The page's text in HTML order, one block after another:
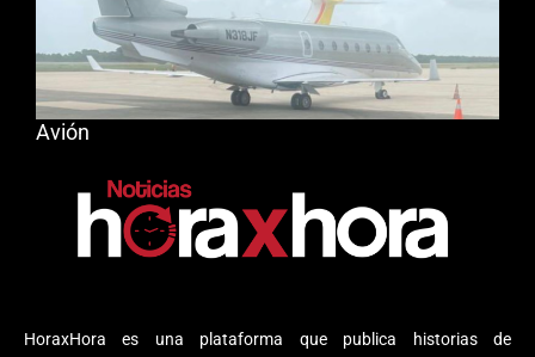
HoraxHora es una plataforma que publica historias de
Avión